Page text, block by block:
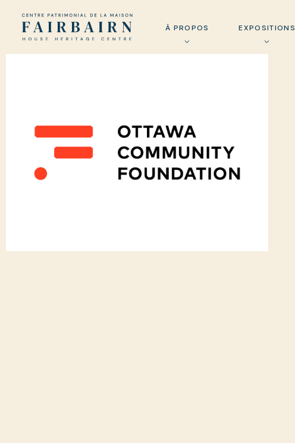
À PROPOS EXPOSITIONS